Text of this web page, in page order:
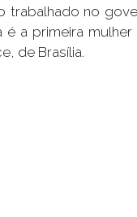
trabalhado no
a primeira
de Brasília.